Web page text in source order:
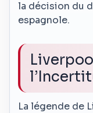
la décision du
espagnole.
La légende de